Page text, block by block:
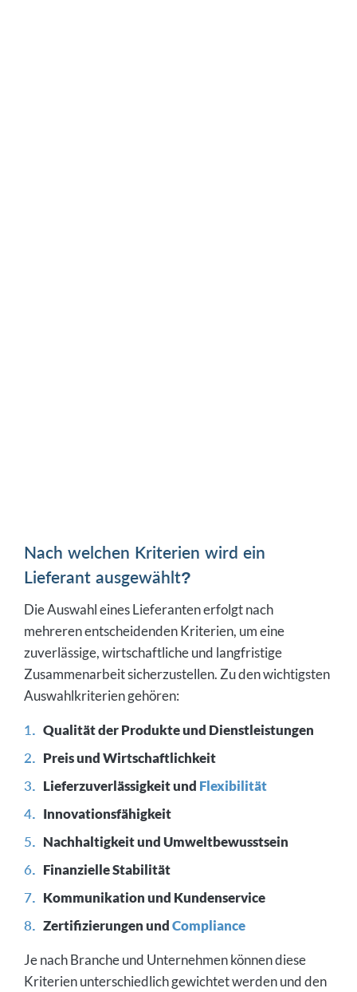
Nach welchen Kriterien wird ein
Lieferant ausgewählt?
Die Auswahl eines Lieferanten erfolgt nach
mehreren entscheidenden Kriterien, um eine
zuverlässige, wirtschaftliche und langfristige
Zusammenarbeit sicherzustellen. Zu den wichtigsten
Auswahlkriterien gehören:
Qualität der Produkte und Dienstleistungen
Preis und Wirtschaftlichkeit
Lieferzuverlässigkeit und Flexibilität
Innovationsfähigkeit
Nachhaltigkeit und Umweltbewusstsein
Finanzielle Stabilität
Kommunikation und Kundenservice
Zertifizierungen undCompliance
Je nach Branche und Unternehmen können diese
Kriterien unterschiedlich gewichtet werden und den